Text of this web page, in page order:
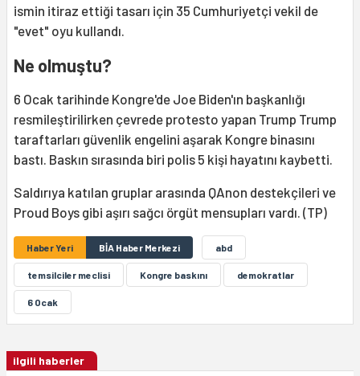
ismin itiraz ettiği tasarı için 35 Cumhuriyetçi vekil de
"evet" oyu kullandı.
Ne olmuştu?
6 Ocak tarihinde Kongre'de Joe Biden'ın başkanlığı
resmileştirilirken çevrede protesto yapan Trump Trump
taraftarları güvenlik engelini aşarak Kongre binasını
bastı. Baskın sırasında biri polis 5 kişi hayatını kaybetti.
Saldırıya katılan gruplar arasında QAnon destekçileri ve
Proud Boys gibi aşırı sağcı örgüt mensupları vardı. (TP)
Haber Yeri BİA Haber Merkezi abd
temsilciler meclisi Kongre baskını demokratlar
6 Ocak
ilgili haberler